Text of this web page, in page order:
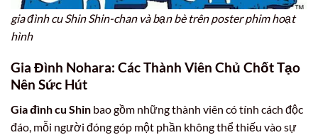
gia đình cu Shin Shin-chan và bạn bè trên poster phim hoạt
hình
Gia Đình Nohara: Các Thành Viên Chủ Chốt Tạo
Nên Sức Hút
Gia đình cu Shin bao gồm những thành viên có tính cách độc
đáo, mỗi người đóng góp một phần không thể thiếu vào sự